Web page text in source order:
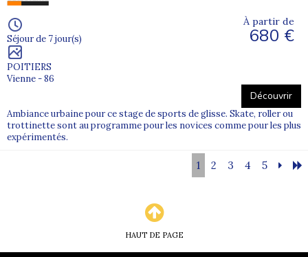
Séjour de 7 jour(s)
POITIERS
Vienne - 86
À partir de
680 €
Découvrir
Ambiance urbaine pour ce stage de sports de glisse. Skate, roller ou
trottinette sont au programme pour les novices comme pour les plus
expérimentés.
1 2 3 4 5
HAUT DE PAGE